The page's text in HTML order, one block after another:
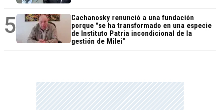
5
Cachanosky renunció a una fundación
porque "se ha transformado en una especie
de Instituto Patria incondicional de la
gestión de Milei"